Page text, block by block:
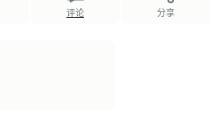
评论 分享